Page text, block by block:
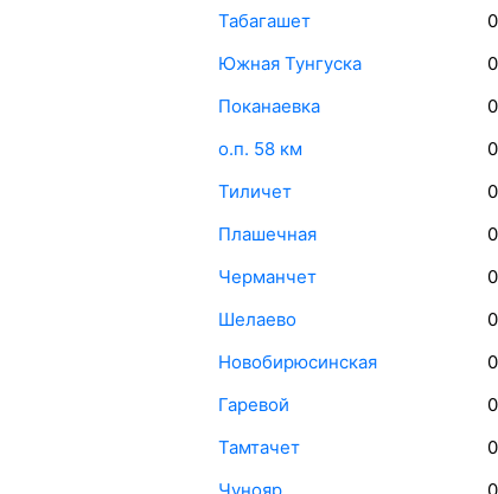
Табагашет
Южная Тунгуска
Поканаевка
о.п. 58 км
Тиличет
Плашечная
Черманчет
Шелаево
Новобирюсинская
Гаревой
Тамтачет